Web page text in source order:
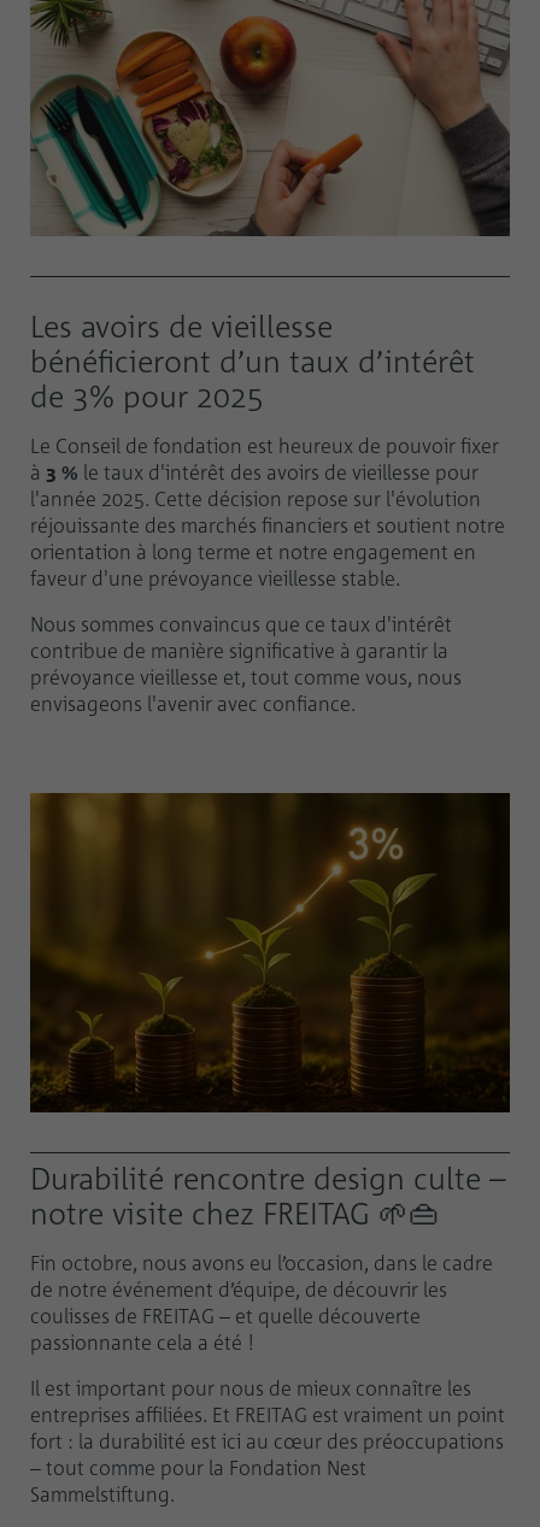
Les avoirs de vieillesse
bénéficieront d’un taux d’intérêt
de 3% pour 2025
Le Conseil de fondation est heureux de pouvoir fixer
à 3 % le taux d'intérêt des avoirs de vieillesse pour
l'année 2025. Cette décision repose sur l'évolution
réjouissante des marchés financiers et soutient notre
orientation à long terme et notre engagement en
faveur d'une prévoyance vieillesse stable.
Nous sommes convaincus que ce taux d'intérêt
contribue de manière significative à garantir la
prévoyance vieillesse et, tout comme vous, nous
envisageons l'avenir avec confiance.
Durabilité rencontre design culte –
notre visite chez FREITAG 🌱👜
Fin octobre, nous avons eu l’occasion, dans le cadre
de notre événement d’équipe, de découvrir les
coulisses de FREITAG – et quelle découverte
passionnante cela a été !
Il est important pour nous de mieux connaître les
entreprises affiliées. Et FREITAG est vraiment un point
fort : la durabilité est ici au cœur des préoccupations
– tout comme pour la Fondation Nest
Sammelstiftung.